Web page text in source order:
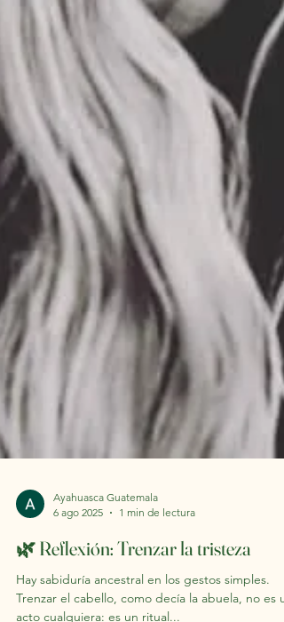
6 ago 2025
1 min de lectura
🌿 Reflexión: Trenzar la tristeza
Hay sabiduría ancestral en los gestos simples.